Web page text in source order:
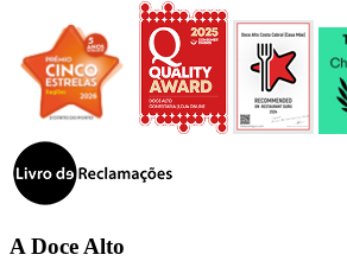
A Doce Alto